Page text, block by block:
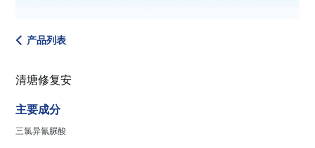
产品列表
清塘修复安
主要成分
三氯异氰脲酸